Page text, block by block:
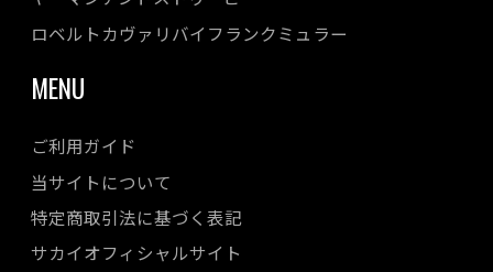
ロベルトカヴァリバイフランクミュラー
MENU
ご利用ガイド
当サイトについて
特定商取引法に基づく表記
サカイオフィシャルサイト